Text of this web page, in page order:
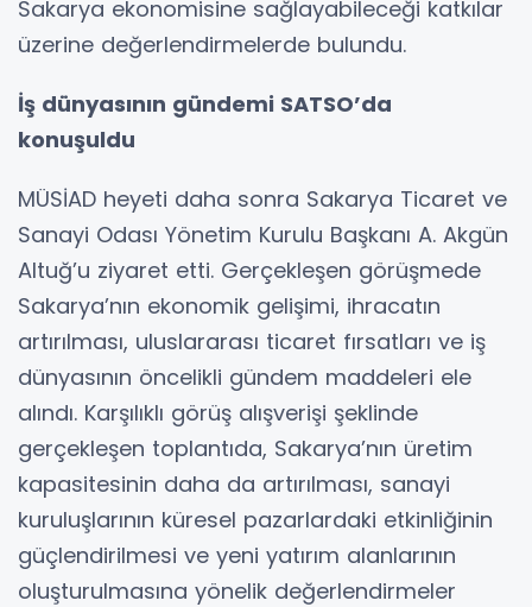
Sakarya ekonomisine sağlayabileceği katkılar
üzerine değerlendirmelerde bulundu.
İş dünyasının gündemi SATSO’da
konuşuldu
MÜSİAD heyeti daha sonra Sakarya Ticaret ve
Sanayi Odası Yönetim Kurulu Başkanı A. Akgün
Altuğ’u ziyaret etti. Gerçekleşen görüşmede
Sakarya’nın ekonomik gelişimi, ihracatın
artırılması, uluslararası ticaret fırsatları ve iş
dünyasının öncelikli gündem maddeleri ele
alındı. Karşılıklı görüş alışverişi şeklinde
gerçekleşen toplantıda, Sakarya’nın üretim
kapasitesinin daha da artırılması, sanayi
kuruluşlarının küresel pazarlardaki etkinliğinin
güçlendirilmesi ve yeni yatırım alanlarının
oluşturulmasına yönelik değerlendirmeler